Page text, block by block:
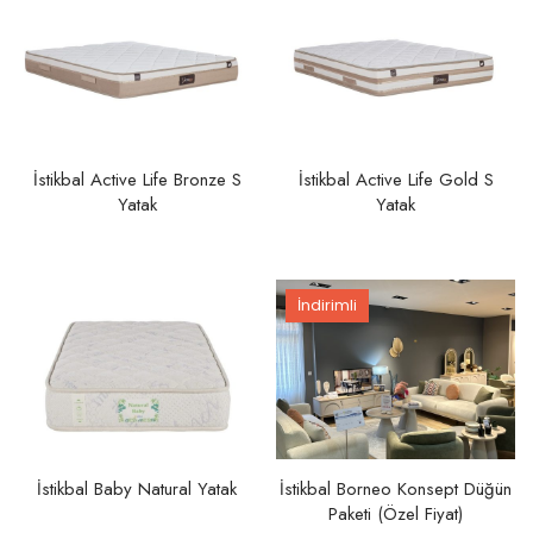
İstikbal Active Life Bronze S
Yatak
İstikbal Active Life Gold S
Yatak
İstikbal Baby Natural Yatak
İndirimli
İstikbal Borneo Konsept Düğün
Paketi (Özel Fiyat)